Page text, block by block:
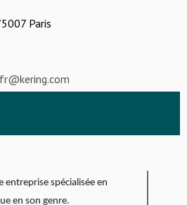
Paris
entreprise spécialisée en
en son genre.